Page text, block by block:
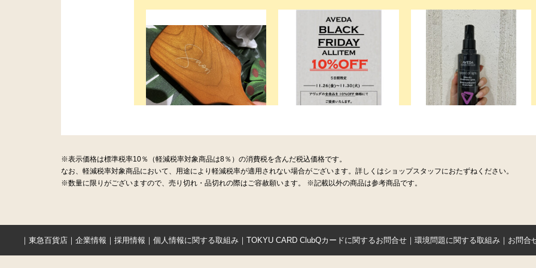
※表示価格は標準税率10％（軽減税率対象商品は8％）の消費税を含んだ税込価格です。
なお、軽減税率対象商品において、用途により軽減税率が適用されない場合がございます。詳しくはショップスタッフにおたずねください。
※数量に限りがございますので、売り切れ・品切れの際はご容赦願います。 ※記載以外の商品は参考商品です。
｜ 東急百貨店 ｜ 企業情報 ｜ 採用情報 ｜ 個人情報に関する取組み ｜ TOKYU CARD ClubQカードに関するお問合せ ｜ 環境問題に関する取組み ｜ お問合